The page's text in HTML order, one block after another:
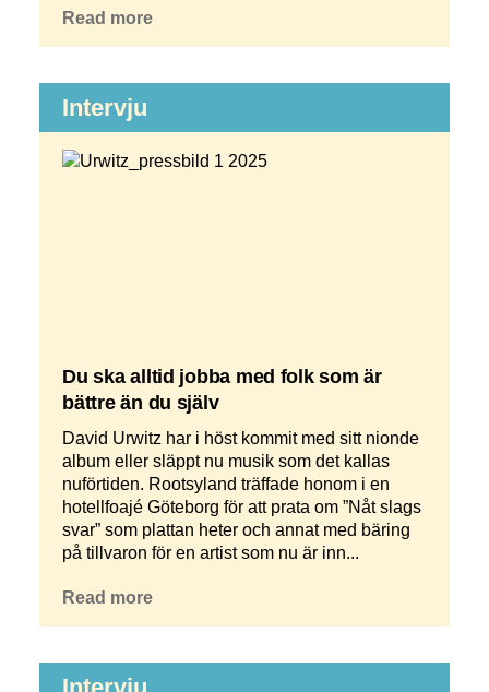
Read more
Intervju
Du ska alltid jobba med folk som är
bättre än du själv
David Urwitz har i höst kommit med sitt nionde
album eller släppt nu musik som det kallas
nuförtiden. Rootsyland träffade honom i en
hotellfoajé Göteborg för att prata om ”Nåt slags
svar” som plattan heter och annat med bäring
på tillvaron för en artist som nu är inn...
Read more